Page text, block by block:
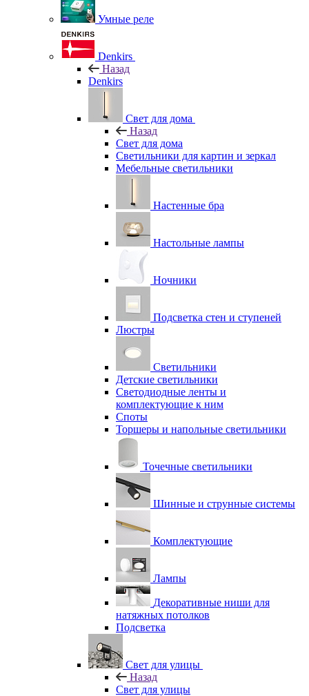
Умные реле
Denkirs
Назад
Denkirs
Свет для дома
Назад
Свет для дома
Светильники для картин и зеркал
Мебельные светильники
Настенные бра
Настольные лампы
Ночники
Подсветка стен и ступеней
Люстры
Светильники
Детские светильники
Светодиодные ленты и
комплектующие к ним
Споты
Торшеры и напольные светильники
Точечные светильники
Шинные и струнные системы
Комплектующие
Лампы
Декоративные ниши для
натяжных потолков
Подсветка
Свет для улицы
Назад
Свет для улицы